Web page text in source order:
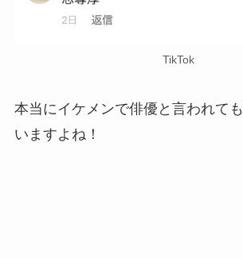
TikTok
本当にイケメンで俳優と言われて
いますよね！